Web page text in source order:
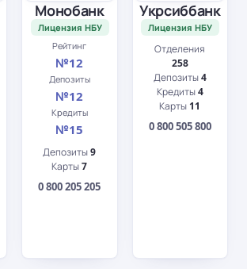
Монобанк
Лицензия НБУ
Рейтинг
№12
Депозиты
№12
Кредиты
№15
Депозиты9
Карты7
0 800 205 205
Укрсиббанк
Лицензия НБУ
Отделения
258
Депозиты4
Кредиты4
Карты 11
0 800 505 800